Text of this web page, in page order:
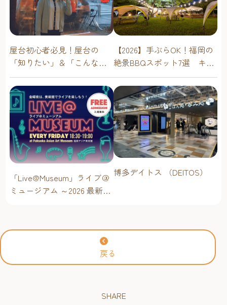
屋台初心者必見！屋台の
「知りたい」＆「こんな時
どうしたらいい？」その疑
問に答えます！
【2026】手ぶらOK！福岡の
絶景BBQスポット7選 キャ
ンプ場・海辺・公園で手軽
に楽しむ
「Live@Museum」ライブ＠
ミュージアム ～2026 最新イ
博多デイトス （DEITOS）
戻る
SHARE